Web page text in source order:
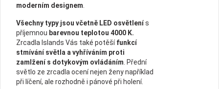
moderním designem
Všechny typy jsou včetně LED osvětlenís
příjemnou barevnou teplotou 4000 K.
Zrcadla Islands Vás také potěšífunkcí
stmívání světla a vyhříváním proti
zamlžení s dotykovým ovládáním . Přední
světlo ze zrcadla ocení nejen ženy například
při líčení, ale rozhodně i pánové při holení.